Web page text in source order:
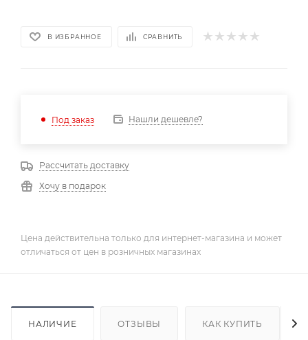
В ИЗБРАННОЕ СРАВНИТЬ
Под заказ Нашли дешевле?
Рассчитать доставку
Хочу в подарок
Цена действительна только для интернет-магазина и может
отличаться от цен в розничных магазинах
НАЛИЧИЕ ОТЗЫВЫ КАК КУПИТЬ